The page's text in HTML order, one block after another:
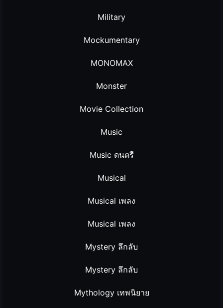
Military
Mockumentary
MONOMAX
Monster
Movie Collection
Music
Music ดนตรี
Musical
Musical เพลง
Musical เพลง
Mystery ลึกลับ
Mystery ลึกลับ
Mythology เทพนิยาย